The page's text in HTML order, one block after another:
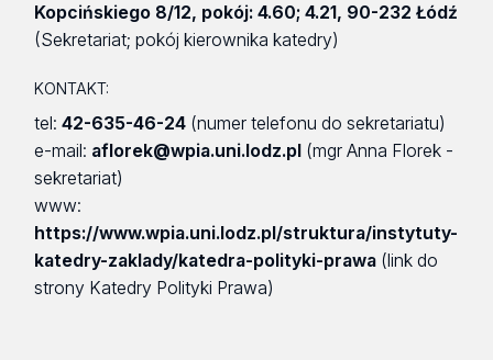
Kopcińskiego 8/12, pokój: 4.60; 4.21, 90-232 Łódź
(Sekretariat; pokój kierownika katedry)
KONTAKT:
tel:42-635-46-24 (numer telefonu do sekretariatu)
e-mail: aflorek@wpia.uni.lodz.pl (mgr Anna Florek -
sekretariat)
www:
https://www.wpia.uni.lodz.pl/struktura/instytuty-
katedry-zaklady/katedra-polityki-prawa (link do
strony Katedry Polityki Prawa)